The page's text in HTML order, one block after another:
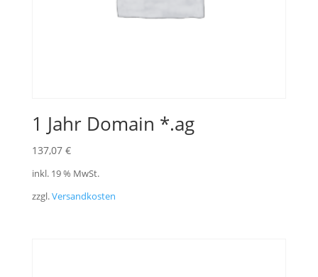
1 Jahr Domain *.ag
137,07 €
inkl. 19 % MwSt.
zzgl.Versandkosten